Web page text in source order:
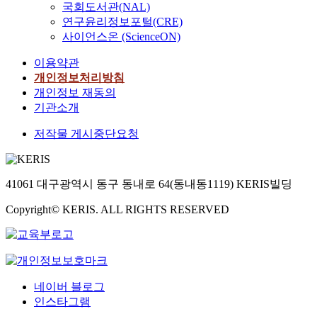
국회도서관(NAL)
연구윤리정보포털(CRE)
사이언스온 (ScienceON)
이용약관
개인정보처리방침
개인정보 재동의
기관소개
저작물 게시중단요청
41061 대구광역시 동구 동내로 64(동내동1119) KERIS빌딩
Copyright© KERIS. ALL RIGHTS RESERVED
네이버 블로그
인스타그램